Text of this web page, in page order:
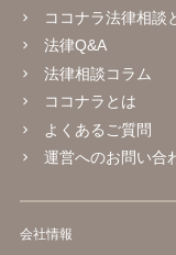
ココナラ法律相談
法律Q&A
法律相談コラム
ココナラとは
よくあるご質問
運営へのお問い合
会社情報